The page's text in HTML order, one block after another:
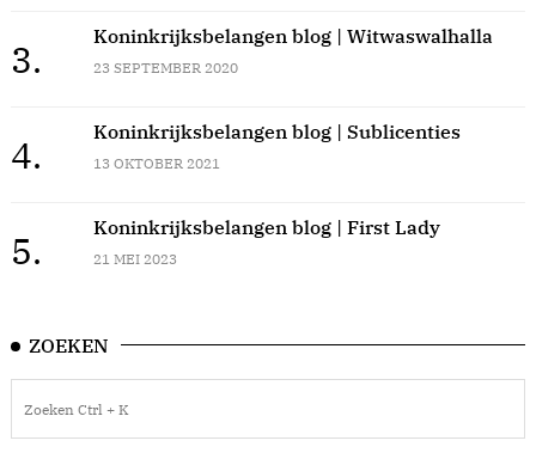
3.
Koninkrijksbelangen blog | Witwaswalhalla
23 SEPTEMBER 2020
4.
Koninkrijksbelangen blog | Sublicenties
13 OKTOBER 2021
5.
Koninkrijksbelangen blog | First Lady
21 MEI 2023
ZOEKEN